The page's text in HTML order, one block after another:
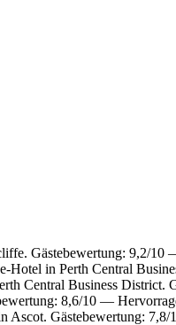
Gästebewertung: 9,2/10
Hotel in Perth Central
Central Business District.
8,6/10 —
Ascot. Gästebewertung: